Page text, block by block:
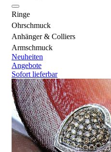
Ringe
Ohrschmuck
Anhänger & Colliers
Armschmuck
Neuheiten
Angebote
Sofort lieferbar